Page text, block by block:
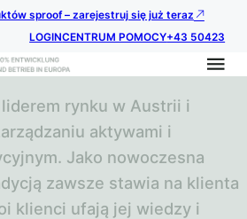
sproof – zarejestruj się już teraz
LOGINCENTRUM POMOCY+43 50423
rynku w Austrii i
aktywami i
Jako nowoczesna
zawsze stawia na klienta
klienci ufają jej wiedzy i